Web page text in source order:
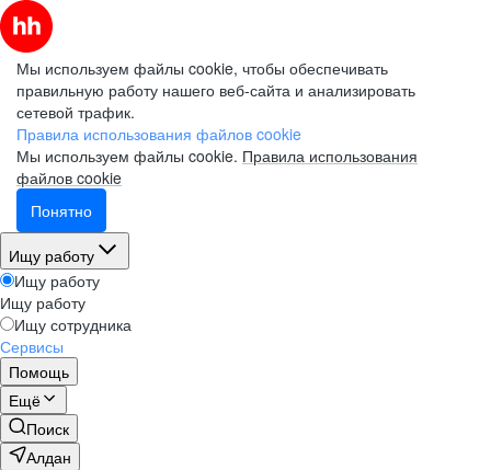
Мы используем файлы cookie, чтобы обеспечивать
правильную работу нашего веб-сайта и анализировать
сетевой трафик.
Правила использования файлов cookie
Мы используем файлы cookie. Правила использования
файлов cookie
Понятно
Ищу работу
Ищу работу
Ищу работу
Ищу сотрудника
Сервисы
Помощь
Ещё
Поиск
Алдан